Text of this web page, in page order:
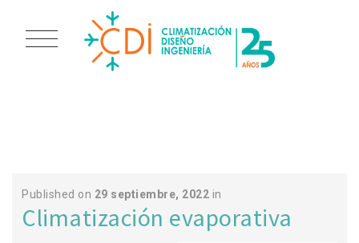
Published on 29 septiembre, 2022 in
Climatización evaporativa